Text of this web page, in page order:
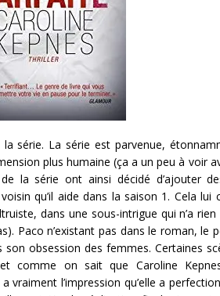
la série. La série est parvenue,
plus humaine (ça a un peu à voir
la série ont ainsi décidé d’ajouter
qu’il aide dans la saison 1. Cela lui
dans une sous-intrigue qui n’a
Paco n’existant pas dans le roman, le
obsession des femmes. Certaines
comme on sait que Caroline
l’impression qu’elle a